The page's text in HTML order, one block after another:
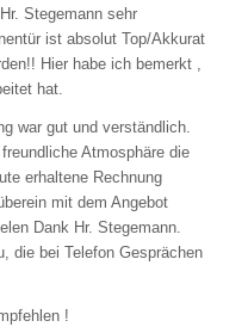
Stegemann sehr
ist absolut Top/Akkurat
Hier habe ich bemerkt ,
hat.
war gut und verständlich.
Atmosphäre die
erhaltene Rechnung
mit dem Angebot
Dank Hr. Stegemann.
die bei Telefon Gesprächen
!